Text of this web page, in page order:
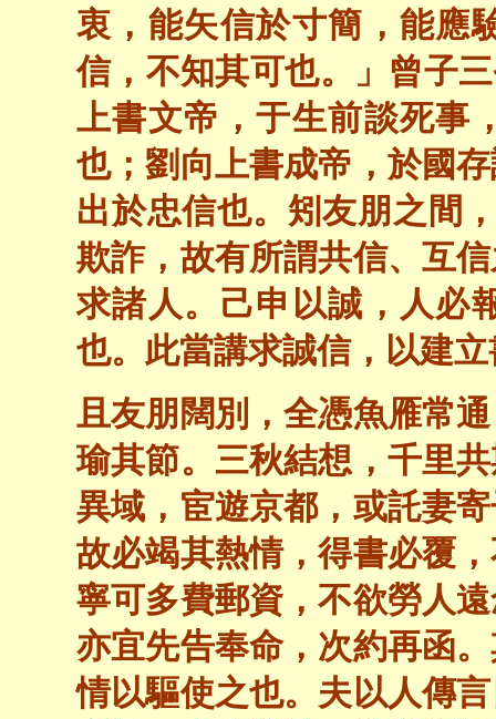
衷，能矢信於寸簡，能應
信，不知其可也。」曾子
上書文帝，于生前談死事
也；劉向上書成帝，於國
出於忠信也。矧友朋之間
欺詐，故有所謂共信、互
求諸人。己申以誠，人必
也。此當講求誠信，以建
且友朋闊別，全憑魚雁常
瑜其節。三秋結想，千里
異域，宦遊京都，或託妻
故必竭其熱情，得書必覆
寧可多費郵資，不欲勞人
亦宜先告奉命，次約再函
情以驅使之也。夫以人傳